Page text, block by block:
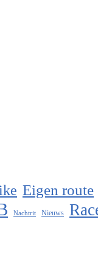
Eigen route
Nachtrit Nieuws